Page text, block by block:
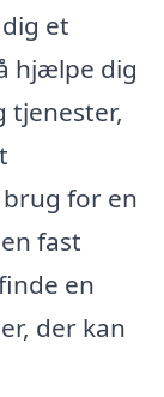
et
hjælpe dig
tjenester,
for en
fast
en
der kan